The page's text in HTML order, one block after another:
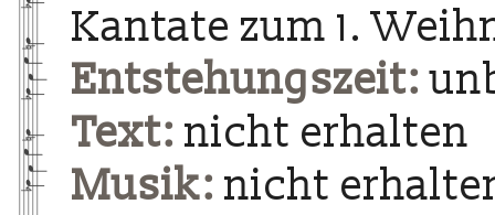
Kantate zum 1.
Entstehungszeit:
Text: nicht erhalten
Musik: nicht